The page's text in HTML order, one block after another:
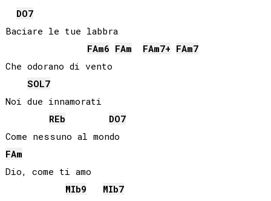
DO7
Baciare le tue labbra
FAm6 FAm FAm7+ FAm7
Che odorano di vento
SOL7
Noi due innamorati
REb
DO7
FAm
Dio, come ti amo
MIb9 MIb7